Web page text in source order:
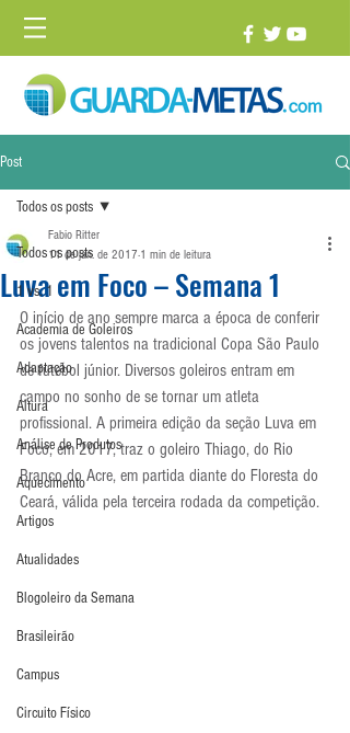
Post
Todos os posts
1 vs. 1
Academia de Goleiros
Adaptação
Altura
Análise de Produtos
Aquecimento
Artigos
Atualidades
Blogoleiro da Semana
Brasileirão
Campus
Circuito Físico
Todos os posts
Luva em Foco – Semana 1
Fabio Ritter
11 de jan. de 2017 1 min de leitura
O início de ano sempre marca a época de conferir
os jovens talentos na tradicional Copa São Paulo
de futebol júnior. Diversos goleiros entram em
campo no sonho de se tornar um atleta
profissional. A primeira edição da seção Luva em
Foco, em 2017, traz o goleiro Thiago, do Rio
Branco do Acre, em partida diante do Floresta do
Ceará, válida pela terceira rodada da competição.